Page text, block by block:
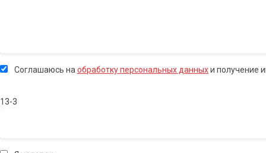
Соглашаюсь на обработку персональных данныхи получение
13-3